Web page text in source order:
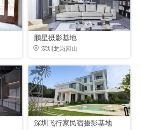
鹏星摄影基地
深圳龙岗园山
深圳飞行家民宿摄影基地